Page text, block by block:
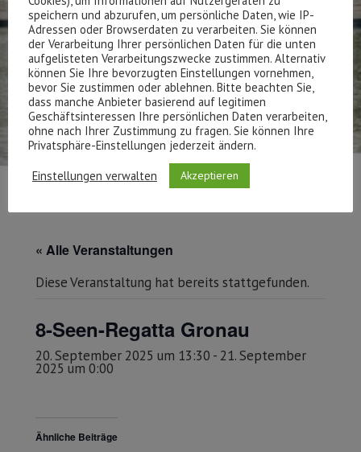
« Alle Veranstaltungen
Diese Veranstaltung hat bereits stattgefunden.
8-Seen-Regatta Gronau
20. September 2025 um 13:30 - 21. September
2025 um 0:00
Ähnliche Beiträge
speichern und abzurufen, um persönliche Daten, wie IP-
Adressen oder Browserdaten zu verarbeiten. Sie können
der Verarbeitung Ihrer persönlichen Daten für die unten
aufgelisteten Verarbeitungszwecke zustimmen. Alternativ
können Sie Ihre bevorzugten Einstellungen vornehmen,
bevor Sie zustimmen oder ablehnen. Bitte beachten Sie,
dass manche Anbieter basierend auf legitimen
Geschäftsinteressen Ihre persönlichen Daten verarbeiten,
ohne nach Ihrer Zustimmung zu fragen. Sie können Ihre
Privatsphäre-Einstellungen jederzeit ändern.
Einstellungen verwalten
Akzeptieren